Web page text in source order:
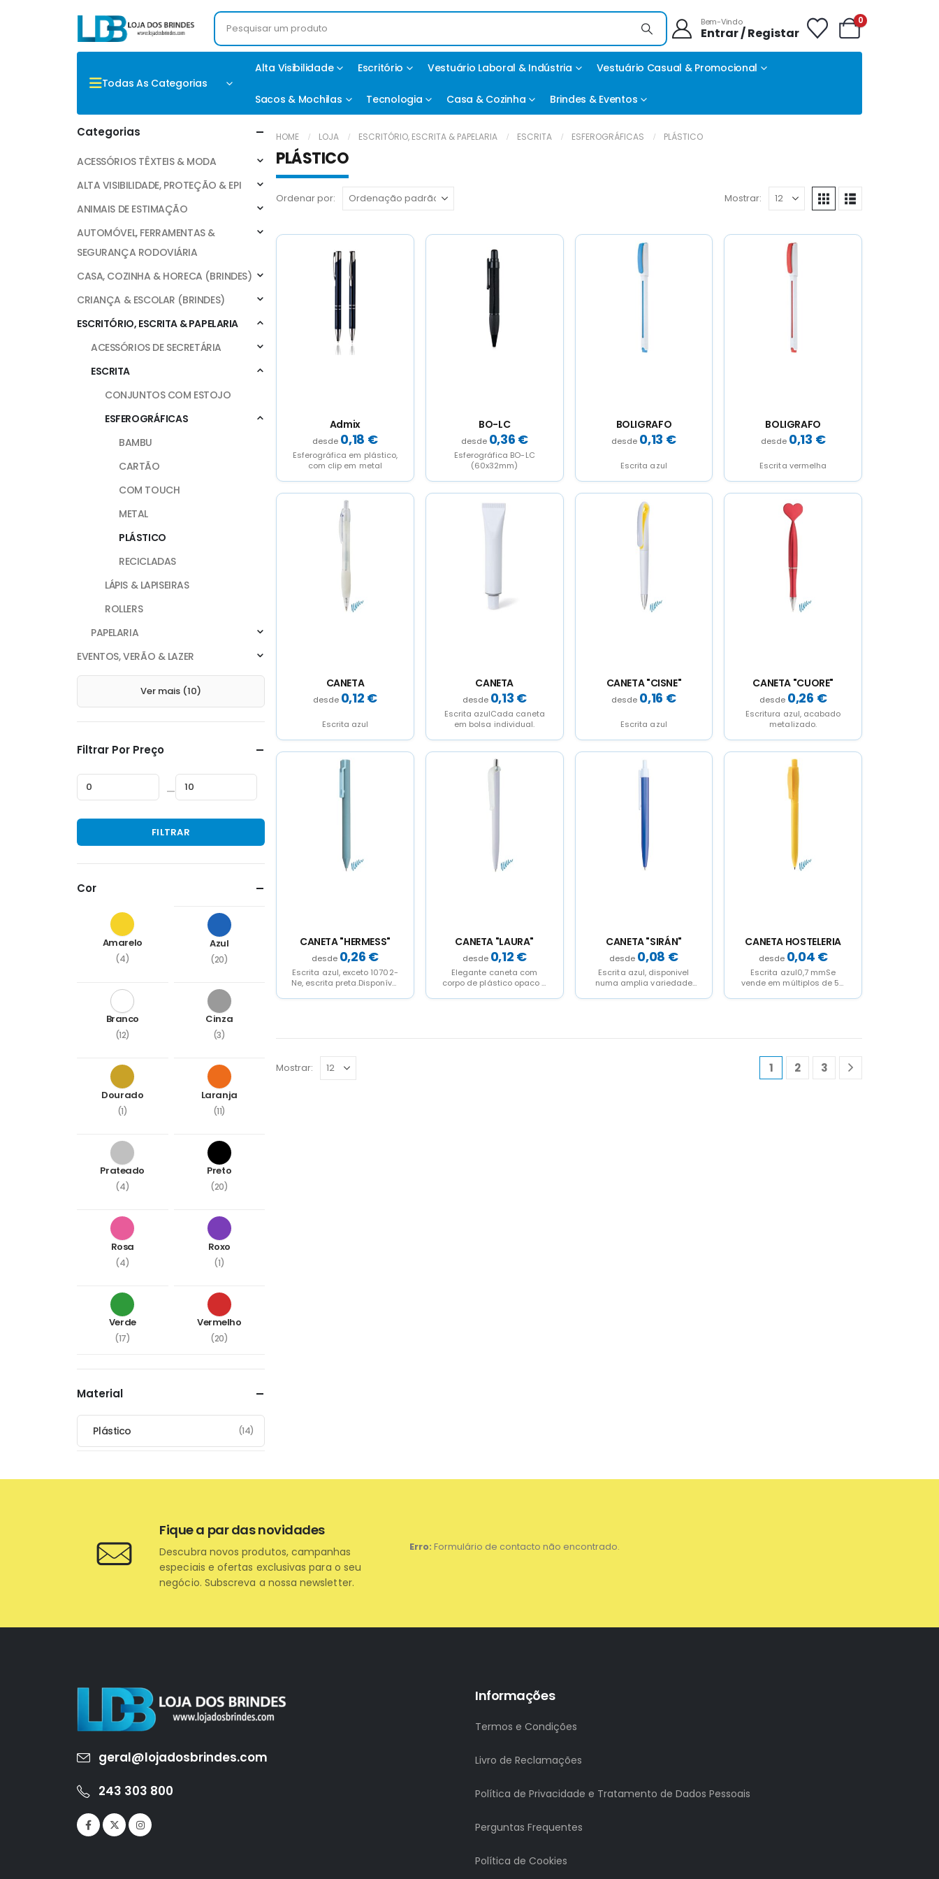
Bem-Vindo
Entrar / Registar
0
Todas As Categorias
Alta Visibilidade Escritório Vestuário Laboral & Indústria Vestuário Casual & Promocional
Sacos & Mochilas Tecnologia Casa & Cozinha Brindes & Eventos
HOME LOJA ESCRITÓRIO, ESCRITA & PAPELARIA ESCRITA ESFEROGRÁFICAS PLÁSTICO
PLÁSTICO
Ordenar por: Mostrar:
Admix
0,18 €
Esferográfica em plástico,
com clip em metal
BO-LC
0,36 €
Esferográfica BO-LC
(60x32mm)
BOLIGRAFO
0,13 €
Escrita azul
BOLIGRAFO
0,13 €
Escrita vermelha
CANETA
0,12 €
Escrita azul
CANETA
0,13 €
Escrita azulCada caneta
em bolsa individual.
CANETA "CISNE"
0,16 €
Escrita azul
CANETA "CUORE"
0,26 €
Escritura azul, acabado
metalizado.
CANETA "HERMESS"
0,26 €
Escrita azul, exceto 10702-
Ne, escrita preta.Disponível
CANETA "LAURA"
0,12 €
Elegante caneta com
corpo de plástico opaco e
CANETA "SIRÁN"
0,08 €
Escrita azul, disponivel
numa amplia variedade
CANETA HOSTELERIA
0,04 €
Escrita azul0,7 mmSe
vende em múltiplos de 50
Mostrar: 1 2 3
Categorias
ACESSÓRIOS TÊXTEIS & MODA
ALTA VISIBILIDADE, PROTEÇÃO & EPI
ANIMAIS DE ESTIMAÇÃO
AUTOMÓVEL, FERRAMENTAS &
SEGURANÇA RODOVIÁRIA
CASA, COZINHA & HORECA (BRINDES)
CRIANÇA & ESCOLAR (BRINDES)
ESCRITÓRIO, ESCRITA & PAPELARIA
ACESSÓRIOS DE SECRETÁRIA
ESCRITA
CONJUNTOS COM ESTOJO
ESFEROGRÁFICAS
BAMBU
CARTÃO
COM TOUCH
METAL
PLÁSTICO
RECICLADAS
LÁPIS & LAPISEIRAS
ROLLERS
PAPELARIA
EVENTOS, VERÃO & LAZER
Ver mais (10)
Filtrar Por Preço
Preço
Preço
—
FILTRAR
Cor
Amarelo
(4)
Azul
(20)
Branco
(12)
Cinza
(3)
Dourado
(1)
Laranja
(11)
Prateado
(4)
Preto
(20)
Rosa
(4)
Roxo
(1)
Verde
(17)
Vermelho
(20)
Material
Plástico (14)
Erro: Formulário de contacto não encontrado.
Fique a par das novidades
Descubra novos produtos, campanhas
especiais e ofertas exclusivas para o seu
negócio. Subscreva a nossa newsletter.
geral@lojadosbrindes.com
243 303 800
Informações
Termos e Condições
Livro de Reclamações
Política de Privacidade e Tratamento de Dados Pessoais
Perguntas Frequentes
Política de Cookies